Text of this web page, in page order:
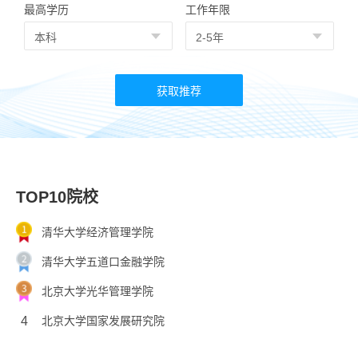
最高学历 工作年限
TOP10院校
清华大学经济管理学院
清华大学五道口金融学院
北京大学光华管理学院
4 北京大学国家发展研究院